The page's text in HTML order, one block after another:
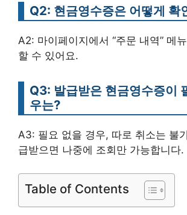
Q2: 현금영수증은 어떻게 확
A2: 마이페이지에서 “주문 내역” 메
할 수 있어요.
Q3: 발급받은 현금영수증이
우는?
A3: 필요 없을 경우, 따로 취소는 불
급받으면 나중에 조회만 가능합니다.
Table of Contents